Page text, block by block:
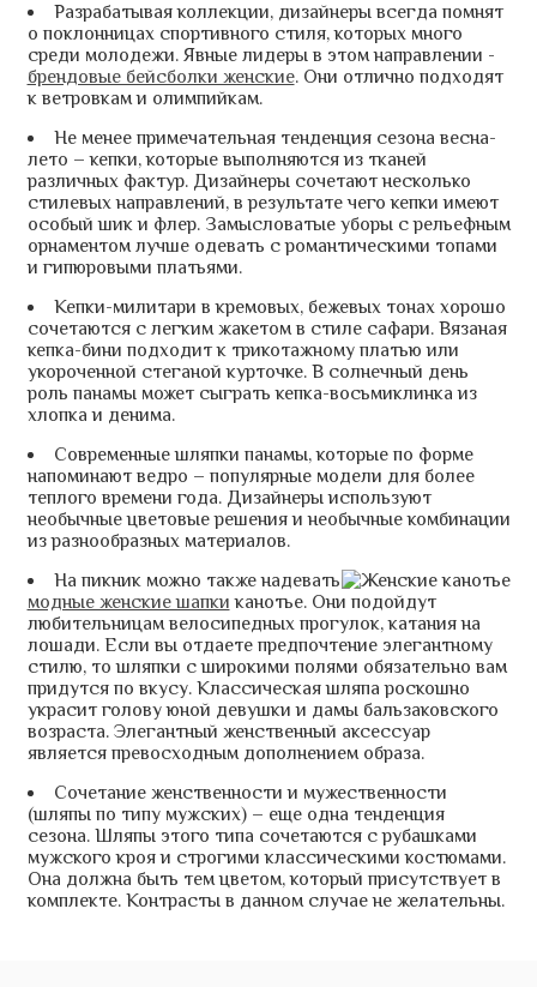
Разрабатывая коллекции, дизайнеры всегда помнят
о поклонницах спортивного стиля, которых много
среди молодежи. Явные лидеры в этом направлении -
брендовые бейсболки женские. Они отлично подходят
к ветровкам и олимпийкам.
Не менее примечательная тенденция сезона весна-
лето – кепки, которые выполняются из тканей
различных фактур. Дизайнеры сочетают несколько
стилевых направлений, в результате чего кепки имеют
особый шик и флер. Замысловатые уборы с рельефным
орнаментом лучше одевать с романтическими топами
и гипюровыми платьями.
Кепки-милитари в кремовых, бежевых тонах хорошо
сочетаются с легким жакетом в стиле сафари. Вязаная
кепка-бини подходит к трикотажному платью или
укороченной стеганой курточке. В солнечный день
роль панамы может сыграть кепка-восьмиклинка из
хлопка и денима.
Современные шляпки панамы, которые по форме
напоминают ведро – популярные модели для более
теплого времени года. Дизайнеры используют
необычные цветовые решения и необычные комбинации
из разнообразных материалов.
На пикник можно также надевать
модные женские шапки канотье. Они подойдут
любительницам велосипедных прогулок, катания на
лошади. Если вы отдаете предпочтение элегантному
стилю, то шляпки с широкими полями обязательно вам
придутся по вкусу. Классическая шляпа роскошно
украсит голову юной девушки и дамы бальзаковского
возраста. Элегантный женственный аксессуар
является превосходным дополнением образа.
Сочетание женственности и мужественности
(шляпы по типу мужских) – еще одна тенденция
сезона. Шляпы этого типа сочетаются с рубашками
мужского кроя и строгими классическими костюмами.
Она должна быть тем цветом, который присутствует в
комплекте. Контрасты в данном случае не желательны.